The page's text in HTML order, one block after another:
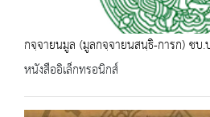
กจฺจายนมูล (มูลกจฺจายนสนฺธิ-การก) ชบ
หนังสืออิเล็กทรอนิกส์